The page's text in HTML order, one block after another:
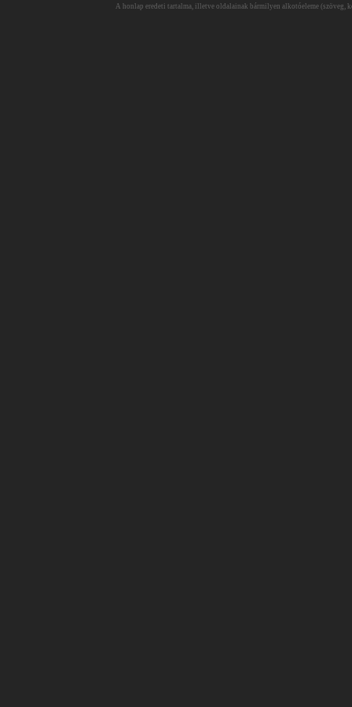
A honlap eredeti tartalma, illetve oldalainak bármilyen alkotóeleme (szöveg,